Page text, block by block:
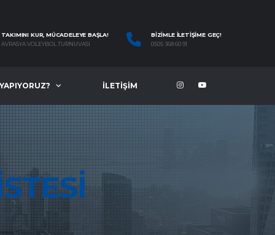
TAKIMINI KUR, MÜCADELEYE BAŞLA!
AVRASYA VOLEYBOL TURNUVASI
BIZIMLE İLETIŞIME GEÇ!
0505 368 60 91
İLETIŞIM